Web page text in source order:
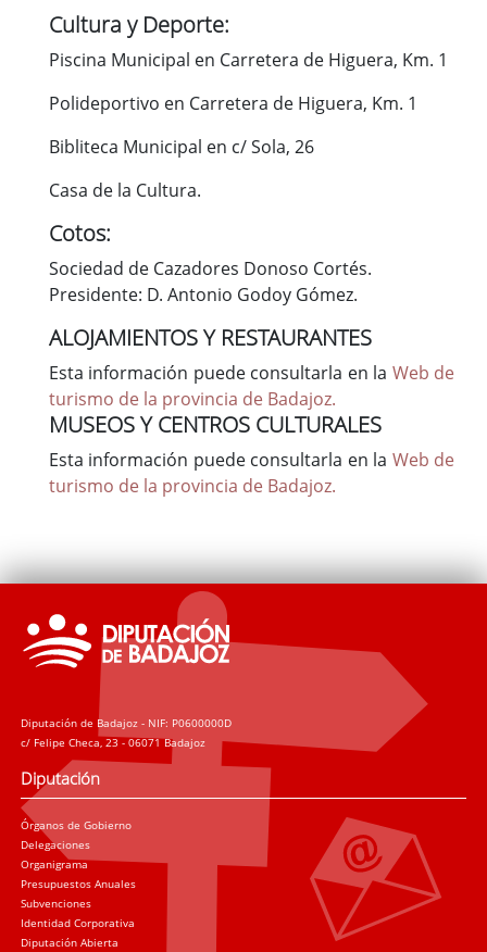
Corporación
Correo-e gratis
Códigos para FACe
Cultura y Deporte:
Piscina Municipal en Carretera de Higuera, Km. 1
Polideportivo en Carretera de Higuera, Km. 1
Bibliteca Municipal en c/ Sola, 26
Casa de la Cultura.
Cotos:
Sociedad de Cazadores Donoso Cortés.
Presidente: D. Antonio Godoy Gómez.
ALOJAMIENTOS Y RESTAURANTES
Esta información puede consultarla en la Web de
turismo de la provincia de Badajoz.
MUSEOS Y CENTROS CULTURALES
Esta información puede consultarla en la Web de
turismo de la provincia de Badajoz.
Diputación de Badajoz - NIF: P0600000D
c/ Felipe Checa, 23 - 06071 Badajoz
Diputación
Órganos de Gobierno
Delegaciones
Organigrama
Presupuestos Anuales
Subvenciones
Identidad Corporativa
Diputación Abierta